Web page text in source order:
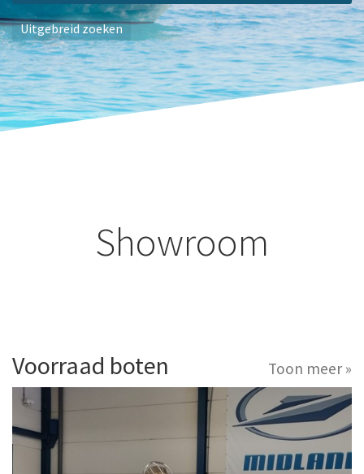
Uitgebreid zoeken
Showroom
Voorraad boten Toon meer »